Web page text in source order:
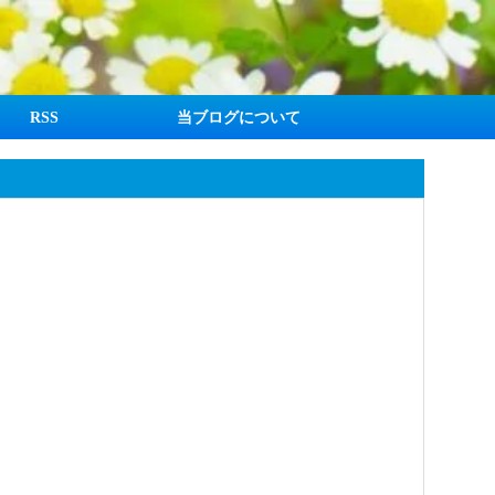
RSS 当ブログについて